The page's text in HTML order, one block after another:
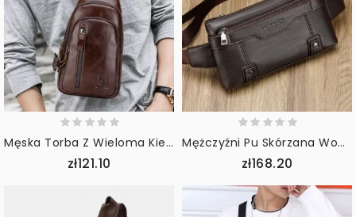
Męska Torba Z Wieloma Kieszeniami Ze Skóry Bydlęcej Na Co Dzień Sportowa Wielofunkcyjna Torba Na Ramię O Dużej Pojemności Crossbody
zł121.10
Mężczyźni Pu Skórzana Wodoodporna Torba Na Klatkę Piersiową O Dużej Pojemności Outdoor Outing 6.5-Calowa Torba Na Telefon Torby Crossbody Torba Na Ramię
zł168.20